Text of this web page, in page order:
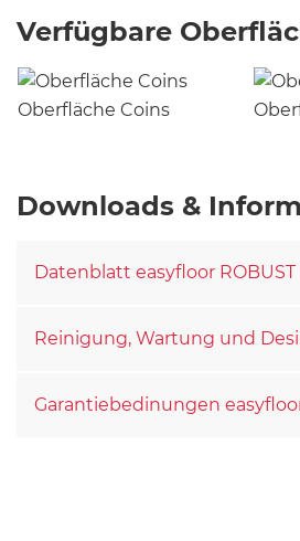
Verfügbare
Oberfläche Coins
Downloads &
Datenblatt easyfloor ROBUST
Reinigung, Wartung und
Garantiebedinungen